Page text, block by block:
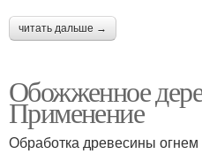
читать дальше →
Обожженное
Применение
Обработка древесины огнем